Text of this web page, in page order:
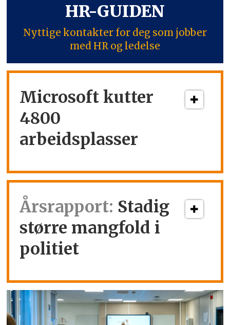
HR-GUIDEN
Nyttige kontakter for deg som jobber
med HR og ledelse
Microsoft kutter
4800
arbeidsplasser
Årsrapport: Stadig
større mangfold i
politiet